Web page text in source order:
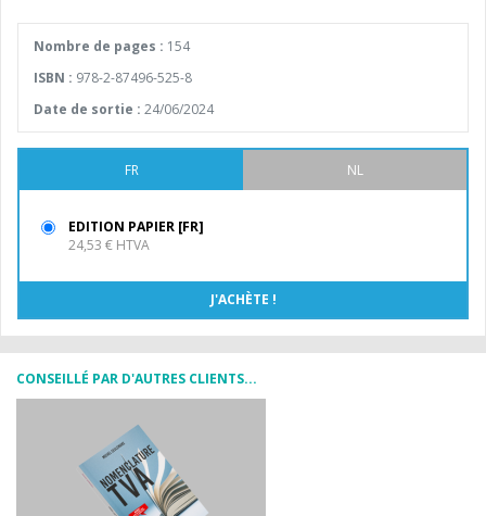
Nombre de pages : 154
ISBN : 978-2-87496-525-8
Date de sortie : 24/06/2024
FR NL
EDITION PAPIER [FR]
24,53 € HTVA
CONSEILLÉ PAR D'AUTRES CLIENTS...